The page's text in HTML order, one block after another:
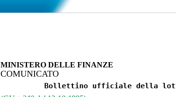
MINISTERO DELLE FINANZE
COMUNICATO